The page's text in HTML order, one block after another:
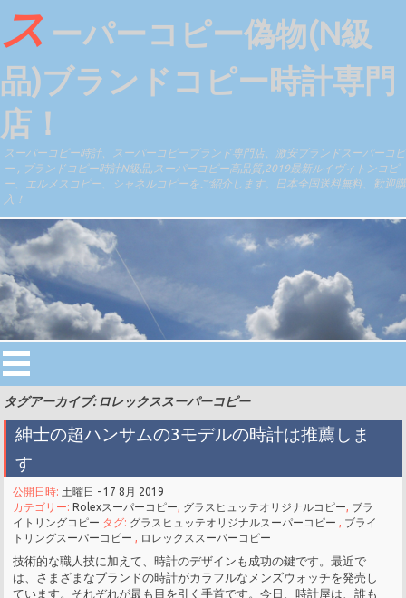
ス ーパーコピー偽物(N級
品)ブランドコピー時計専門
店！
スーパーコピー時計、スーパーコピーブランド専門店、激安ブランドスーパーコピ
ー , ブランドコピー時計N級品,スーパーコピー高品質,2019最新ルイヴィトンコピ
ー、エルメスコピー、シャネルコピーをご紹介します。日本全国送料無料、歓迎購
入！
タグアーカイブ: ロレックススーパーコピー
紳士の超ハンサムの3モデルの時計は推薦しま
す
公開日時: 土曜日 - 17 8月 2019
カテゴリー:Rolexスーパーコピー, グラスヒュッテオリジナルコピー, ブラ
イトリングコピー タグ: グラスヒュッテオリジナルスーパーコピー , ブライ
トリングスーパーコピー , ロレックススーパーコピー
技術的な職人技に加えて、時計のデザインも成功の鍵です。最近で
は、さまざまなブランドの時計がカラフルなメンズウォッチを発売し
ています。それぞれが最も目を引く手首です。今日、時計屋は、誰も